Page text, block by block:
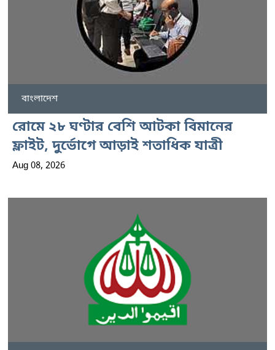
বাংলাদেশ
রোমে ২৮ ঘণ্টার বেশি আটকা বিমানের
ফ্লাইট, দুর্ভোগে আড়াই শতাধিক যাত্রী
Aug 08, 2026